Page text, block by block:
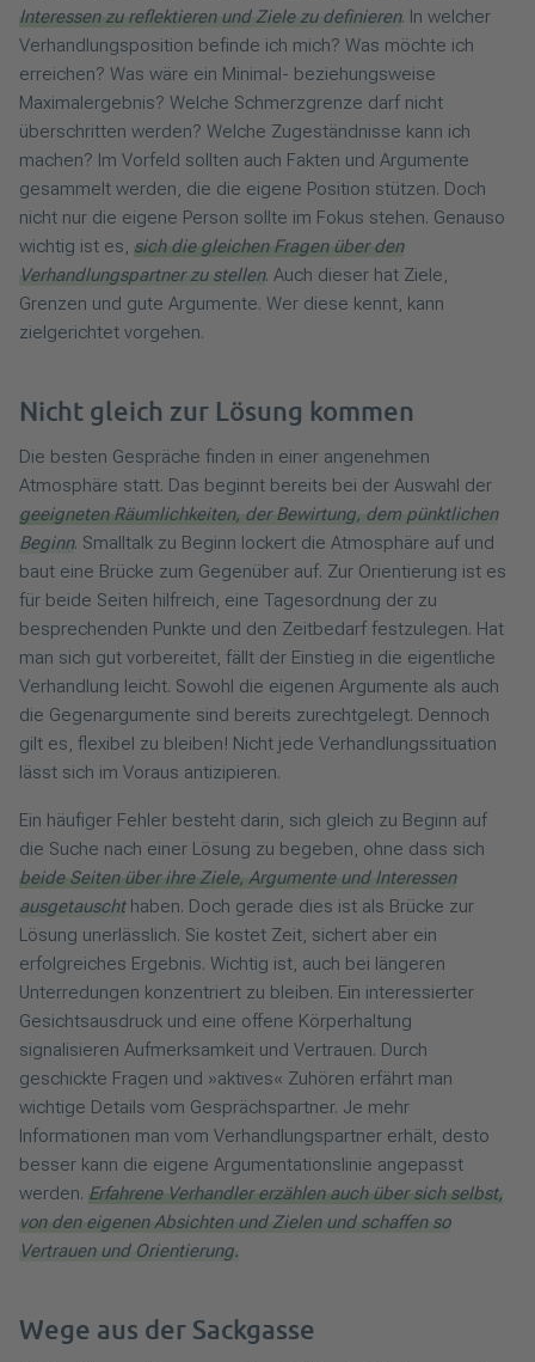
Interessen zu reflektieren und Ziele zu definieren. In welcher
Verhandlungsposition befinde ich mich? Was möchte ich
erreichen? Was wäre ein Minimal- beziehungsweise
Maximalergebnis? Welche Schmerzgrenze darf nicht
überschritten werden? Welche Zugeständnisse kann ich
machen? Im Vorfeld sollten auch Fakten und Argumente
gesammelt werden, die die eigene Position stützen. Doch
nicht nur die eigene Person sollte im Fokus stehen. Genauso
wichtig ist es, sich die gleichen Fragen über den
Verhandlungspartner zu stellen. Auch dieser hat Ziele,
Grenzen und gute Argumente. Wer diese kennt, kann
zielgerichtet vorgehen.
Nicht gleich zur Lösung kommen
Die besten Gespräche finden in einer angenehmen
Atmosphäre statt. Das beginnt bereits bei der Auswahl der
geeigneten Räumlichkeiten, der Bewirtung, dem pünktlichen
Beginn. Smalltalk zu Beginn lockert die Atmosphäre auf und
baut eine Brücke zum Gegenüber auf. Zur Orientierung ist es
für beide Seiten hilfreich, eine Tagesordnung der zu
besprechenden Punkte und den Zeitbedarf festzulegen. Hat
man sich gut vorbereitet, fällt der Einstieg in die eigentliche
Verhandlung leicht. Sowohl die eigenen Argumente als auch
die Gegenargumente sind bereits zurechtgelegt. Dennoch
gilt es, flexibel zu bleiben! Nicht jede Verhandlungssituation
lässt sich im Voraus antizipieren.
Ein häufiger Fehler besteht darin, sich gleich zu Beginn auf
die Suche nach einer Lösung zu begeben, ohne dass sich
beide Seiten über ihre Ziele, Argumente und Interessen
ausgetauschthaben. Doch gerade dies ist als Brücke zur
Lösung unerlässlich. Sie kostet Zeit, sichert aber ein
erfolgreiches Ergebnis. Wichtig ist, auch bei längeren
Unterredungen konzentriert zu bleiben. Ein interessierter
Gesichtsausdruck und eine offene Körperhaltung
signalisieren Aufmerksamkeit und Vertrauen. Durch
geschickte Fragen und »aktives« Zuhören erfährt man
wichtige Details vom Gesprächspartner. Je mehr
Informationen man vom Verhandlungspartner erhält, desto
besser kann die eigene Argumentationslinie angepasst
werden. Erfahrene Verhandler erzählen auch über sich selbst,
von den eigenen Absichten und Zielen und schaffen so
Vertrauen und Orientierung.
Wege aus der Sackgasse